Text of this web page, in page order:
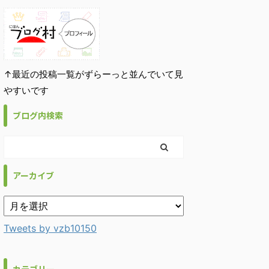
↑最近の投稿一覧がずらーっと並んでいて見
やすいです
ブログ内検索
アーカイブ
Tweets by vzb10150